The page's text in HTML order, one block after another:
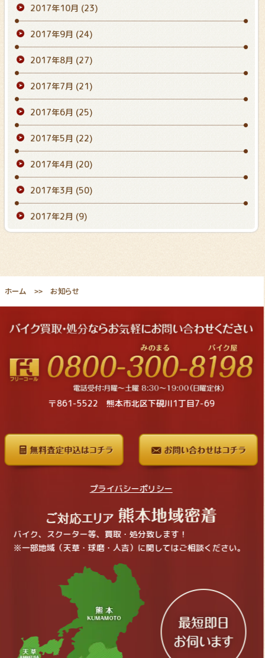
2017年10月 (23)
2017年9月 (24)
2017年8月 (27)
2017年7月 (21)
2017年6月 (25)
2017年5月 (22)
2017年4月 (20)
2017年3月 (50)
2017年2月 (9)
ホーム お知らせ
〒861-5522 熊本市北区下硯川1丁目7-69
プライバシーポリシー
バイク、スクーター等、買取・処分致します！
※一部地域（天草・球磨・人吉）に関してはご相談ください。